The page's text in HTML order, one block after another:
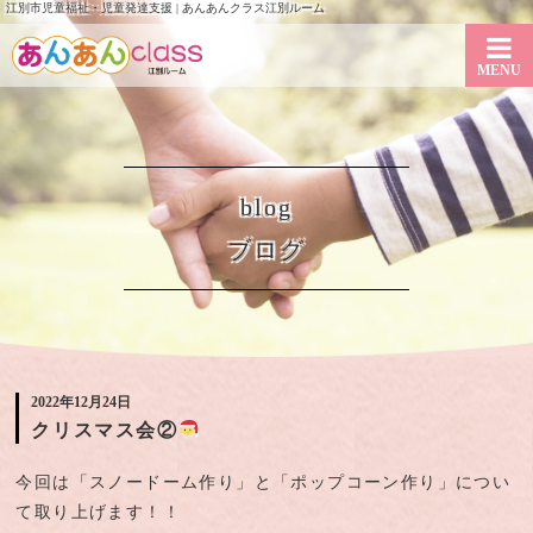
江別市児童福祉・児童発達支援 | あんあんクラス江別ルーム
blog
ブログ
MENU
2022年12月24日
クリスマス会②
今回は「スノードーム作り」と「ポップコーン作り」につい
て取り上げます！！